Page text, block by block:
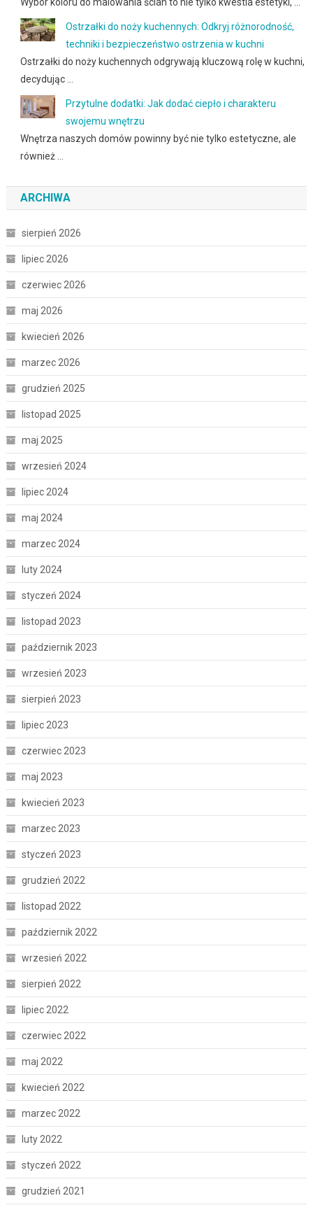
Ostrzałki do noży kuchennych: Odkryj różnorodność,
techniki i bezpieczeństwo ostrzenia w kuchni
Ostrzałki do noży kuchennych odgrywają kluczową rolę w kuchni,
decydując …
Przytulne dodatki: Jak dodać ciepło i charakteru
swojemu wnętrzu
Wnętrza naszych domów powinny być nie tylko estetyczne, ale
również …
ARCHIWA
sierpień 2026
lipiec 2026
czerwiec 2026
maj 2026
kwiecień 2026
marzec 2026
grudzień 2025
listopad 2025
maj 2025
wrzesień 2024
lipiec 2024
maj 2024
marzec 2024
luty 2024
styczeń 2024
listopad 2023
październik 2023
wrzesień 2023
sierpień 2023
lipiec 2023
czerwiec 2023
maj 2023
kwiecień 2023
marzec 2023
styczeń 2023
grudzień 2022
listopad 2022
październik 2022
wrzesień 2022
sierpień 2022
lipiec 2022
czerwiec 2022
maj 2022
kwiecień 2022
marzec 2022
luty 2022
styczeń 2022
grudzień 2021